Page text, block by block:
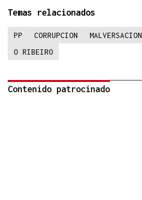
Temas relacionados
PP CORRUPCION MALVERSACION
O RIBEIRO
Contenido patrocinado